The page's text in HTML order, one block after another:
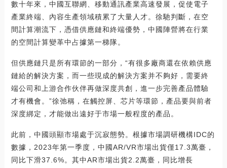
數十年來，中國互聯網、移動通訊產業高速發展，促使電子
產業終端、內容生產領域積累了大量人才。徐馳判斷，在空
間計算潮流下，憑借供應鏈和終端優勢，中國陣營將在行業
的空間計算變革中占據第一梯隊。
但供應鏈只是所有環節的一部分，“有很多廠商還在依賴供應
鏈給的解決方案，而一些現成的解決方案并不夠好，需要終
端公司和上游合作伙伴再做深度共創，進一步完善產品體驗
才有機會。”徐弛稱，在觸控屏、芯片等環節，產品要與前者
深度綁定，才能做出遠好于市場一般程度的產品。
此前，中國頭顯市場處于沉寂態勢。根據市場調研機構IDC的
數據，2023年第一季度，中國AR/VR市場出貨僅17.3萬臺，
同比下滑37.6%。其中AR市場出貨2.2萬臺，同比增長